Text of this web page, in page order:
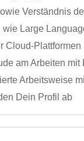
Verständnis
Large
Plattformen
am Arbeiten mit
Arbeitsweise
Dein Profil ab